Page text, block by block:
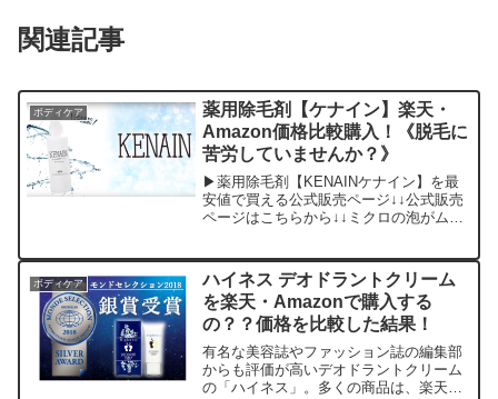
関連記事
ボディケア
薬用除毛剤【ケナイン】楽天・
Amazon価格比較購入！《脱毛に
苦労していませんか？》
▶薬用除毛剤【KENAINケナイン】を最
安値で買える公式販売ページ↓↓公式販売
ページはこちらから↓↓ミクロの泡がムダ
ン】。この薬用除毛剤「ケナイン」を最
安値で買える販売...
ボディケア
ハイネス デオドラントクリーム
を楽天・Amazonで購入する
の？？価格を比較した結果！
有名な美容誌やファッション誌の編集部
からも評価が高いデオドラントクリーム
の「ハイネス」。多くの商品は、楽天市